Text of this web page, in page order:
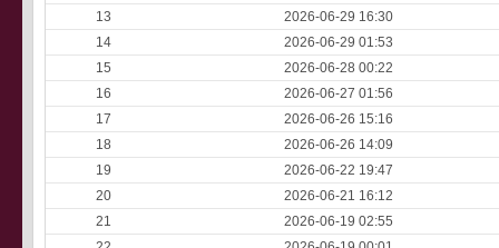
13
2026-06-29 16:30
14
2026-06-29 01:53
15
2026-06-28 00:22
16
2026-06-27 01:56
17
2026-06-26 15:16
18
2026-06-26 14:09
19
2026-06-22 19:47
20
2026-06-21 16:12
21
2026-06-19 02:55